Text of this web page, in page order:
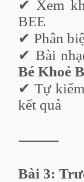
✔ Xem
BEE
✔ Phân
✔ Bài
Bé Khoẻ
✔ Tự
kết quả
⸻
Bài 3: